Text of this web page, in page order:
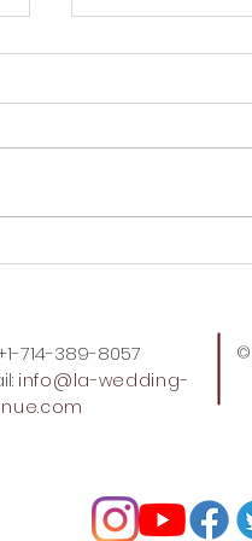
714-389-8057
info@la-wedding-
©